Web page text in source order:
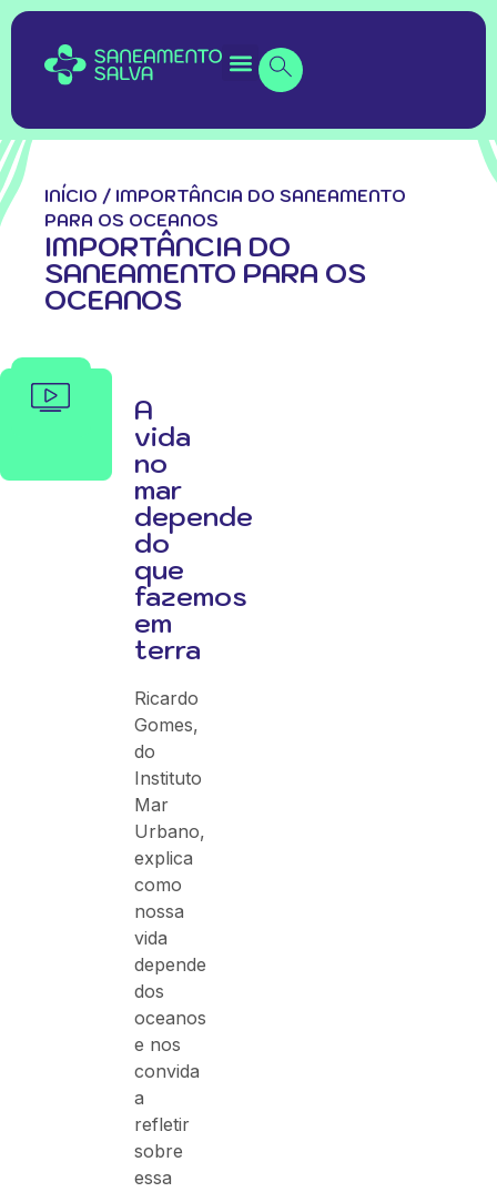
INÍCIO / IMPORTÂNCIA DO SANEAMENTO
PARA OS OCEANOS
IMPORTÂNCIA DO
SANEAMENTO PARA OS
OCEANOS
A
vida
no
mar
depende
do
que
fazemos
em
terra
Ricardo
Gomes,
do
Instituto
Mar
Urbano,
explica
como
nossa
vida
depende
dos
oceanos
e nos
convida
a
refletir
sobre
essa